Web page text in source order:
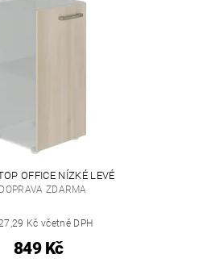
OFFICE NÍZKÉ LEVÉ
ZDARMA
Kč včetně DPH
849 Kč